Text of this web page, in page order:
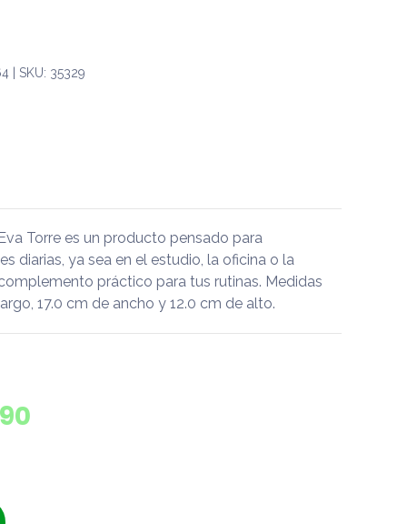
| SKU: 35329
Torre es un producto pensado para
diarias, ya sea en el estudio, la oficina o la
práctico para tus rutinas. Medidas
17.0 cm de ancho y 12.0 cm de alto.